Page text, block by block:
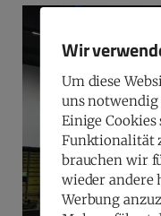
Wir
Um diese
uns notwendig
Einige
Funktionalität
brauchen wir
wieder andere
Werbung